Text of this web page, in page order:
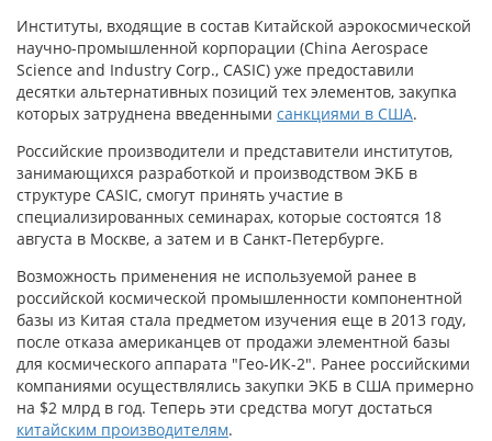
Институты, входящие в состав Китайской аэрокосмической
научно-промышленной корпорации (China Aerospace
Science and Industry Corp., CASIC) уже предоставили
десятки альтернативных позиций тех элементов, закупка
которых затруднена введенными санкциями в США.
Российские производители и представители институтов,
занимающихся разработкой и производством ЭКБ в
структуре CASIC, смогут принять участие в
специализированных семинарах, которые состоятся 18
августа в Москве, а затем и в Санкт-Петербурге.
Возможность применения не используемой ранее в
российской космической промышленности компонентной
базы из Китая стала предметом изучения еще в 2013 году,
после отказа американцев от продажи элементной базы
для космического аппарата "Гео-ИК-2". Ранее российскими
компаниями осуществлялись закупки ЭКБ в США примерно
на $2 млрд в год. Теперь эти средства могут достаться
китайским производителям.